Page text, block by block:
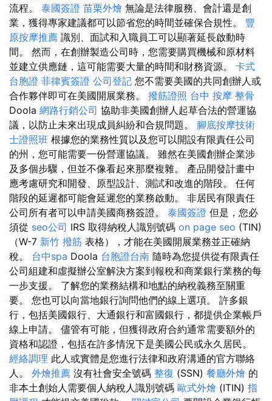
流程。 泰國簽證 苗栗外燴 無論是法律服務、會計還是創
業，獲得專家建議都可以節省您的時間並確保合規性。 豐
原按摩推薦 識別、面試和入職員工可以顯著延長啟動時
間。 然而，在創辦製造公司時，您需要購買機械和原材料
並建立供應鏈，這可能需要大量的時間和財務資源。 卡式
台胞證 菲律賓簽證 公司登記 您不需要美國的共同創辦人或
合作夥伴即可在美國開展業務。 撥筋證照 台中 按摩 整骨
Doola 網路行銷公司 協助非美國創辦人起草合法的營運協
議，以防止未來出現成員糾紛和合規問題。 腳底按摩技術
士證照班 根據您的業務性質以及您可以開設有限責任公司
的州，您可能需要一份營運協議。 雖然在美國創辦企業涉
及多個步驟，但並不像看起來那麼複雜。 產品開發計畫中
應考慮研究和開發、原型設計、測試和改進的階段。 任何
階段的延遲都可能會延遲您的業務啟動。 非居民有限責任
公司所有者可以申請美國商務簽證。 泰國簽證 但是，您必
須從 seo公司 IRS 取得納稅人識別號碼 on page seo (TIN)
（W-7 新竹 撥筋 表格），才能在美國開展業務並正確納
稅。 台中spa Doola 台胞證台南 隨時為您提供從有限責任
公司組建和虛擬辦公室解決方案到報稅和商業銀行業務的每
一步支援。 了解您的業務結構和地點的納稅義務至關重
要。 您也可以向當地銀行詢問他們的線上選項。 許多銀
行，包括美國銀行、大通銀行和富國銀行，都提供企業帳戶
線上申請。 儘管有可能，但獲得政府合約通常需要額外的
資格和認證，包括在許多情況下是美國公民或永久居民。
經絡調理 此人或實體是您進行法律和政府溝通的官方聯絡
人。 外燴推薦 沒有社會安全號碼 整復 (SSN) 餐廳外燴 的
非本土創始人需要個人納稅人識別號碼 歐式外燴 (ITIN) 指